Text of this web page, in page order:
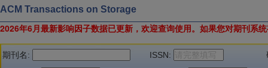
ACM Transactions on Storage
2026年6月最新影响因子数据已更新，欢迎查询使用。 如果您对期刊系
期刊名: ISSN: